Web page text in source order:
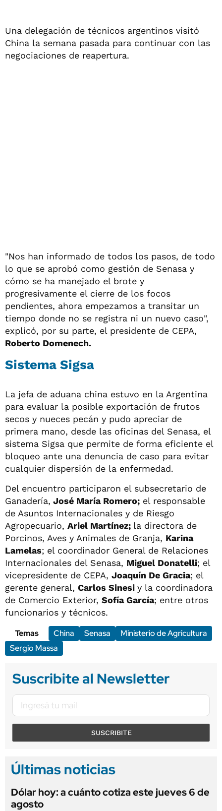
Una delegación de técnicos argentinos visitó
China la semana pasada para continuar con las
negociaciones de reapertura.
"Nos han informado de todos los pasos, de todo
lo que se aprobó como gestión de Senasa y
cómo se ha manejado el brote y
progresivamente el cierre de los focos
pendientes, ahora empezamos a transitar un
tiempo donde no se registra ni un nuevo caso",
explicó, por su parte, el presidente de CEPA,
Roberto Domenech.
Sistema Sigsa
La jefa de aduana china estuvo en la Argentina
para evaluar la posible exportación de frutos
secos y nueces pecán y pudo apreciar de
primera mano, desde las oficinas del Senasa, el
sistema Sigsa que permite de forma eficiente el
bloqueo ante una denuncia de caso para evitar
cualquier dispersión de la enfermedad.
Del encuentro participaron el subsecretario de
Ganadería, José María Romero; el responsable
de Asuntos Internacionales y de Riesgo
Agropecuario, Ariel Martínez; la directora de
Porcinos, Aves y Animales de Granja, Karina
Lamelas; el coordinador General de Relaciones
Internacionales del Senasa, Miguel Donatelli; el
vicepresidente de CEPA, Joaquín De Gracia; el
gerente general, Carlos Sinesi y la coordinadora
de Comercio Exterior, Sofía García; entre otros
funcionarios y técnicos.
Temas
China Senasa
Ministerio de Agricultura
Sergio Massa
Suscribite al Newsletter
SUSCRIBITE
Últimas noticias
Dólar hoy: a cuánto cotiza este jueves 6 de
agosto